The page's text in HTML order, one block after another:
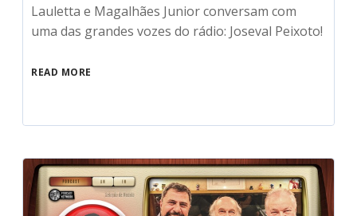
Lauletta e Magalhães Junior conversam com
uma das grandes vozes do rádio: Joseval Peixoto!
READ MORE